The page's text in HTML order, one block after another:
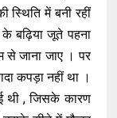
स्थिति में बनी रहीं
बढ़िया जूते पहना
से जाना जाए । पर
कपड़ा नहीं था ।
थी , जिसके कारण